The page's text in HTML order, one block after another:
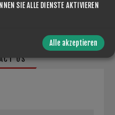
US
SIE ALLE DIENSTE AKTIVIEREN
Alle akzeptieren